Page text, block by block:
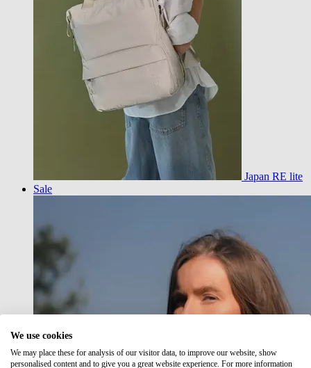
Japan RE lite
Sale
We use cookies
We may place these for analysis of our visitor data, to improve our website, show
personalised content and to give you a great website experience. For more information